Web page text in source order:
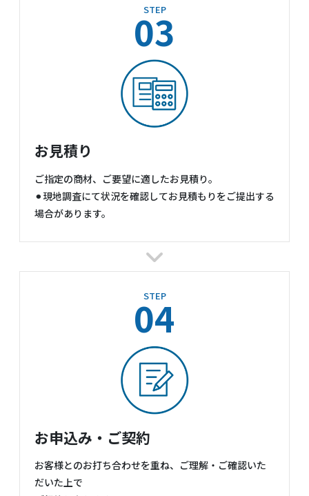
STEP
03
お見積り
ご指定の商材、ご要望に適したお見積り。
⚫︎現地調査にて状況を確認してお見積もりをご提出する
場合があります。
STEP
04
お申込み・ご契約
お客様とのお打ち合わせを重ね、ご理解・ご確認いた
だいた上で